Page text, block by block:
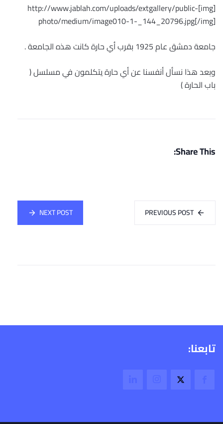
[img]http://www.jablah.com/uploads/extgallery/public-
photo/medium/image010-1-_144_20796.jpg[/img]
جامعة دمشق عام 1925 بقرب أي حارة كانت هذه الجامعة .
وبعد هذا نسأل أنفسنا عن أي حارة يتكلمون في مسلسل (
باب الحارة )
Share This:
PREVIOUS POST
NEXT POST
تابعنا: